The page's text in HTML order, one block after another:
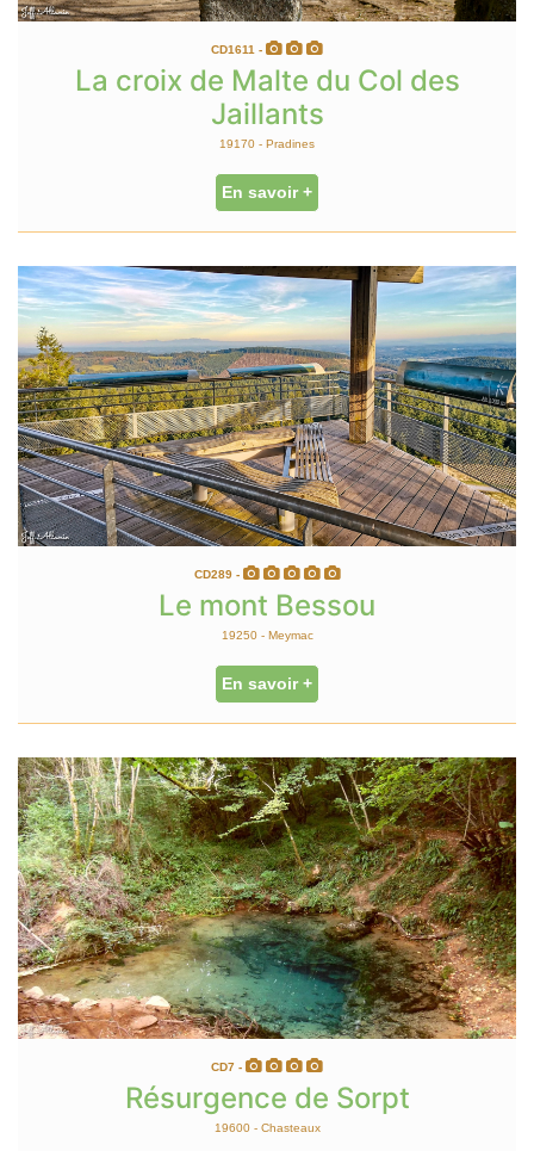
CD1611 -
La croix de Malte du Col des
Jaillants
19170 - Pradines
En savoir +
CD289 -
Le mont Bessou
19250 - Meymac
En savoir +
CD7 -
Résurgence de Sorpt
19600 - Chasteaux